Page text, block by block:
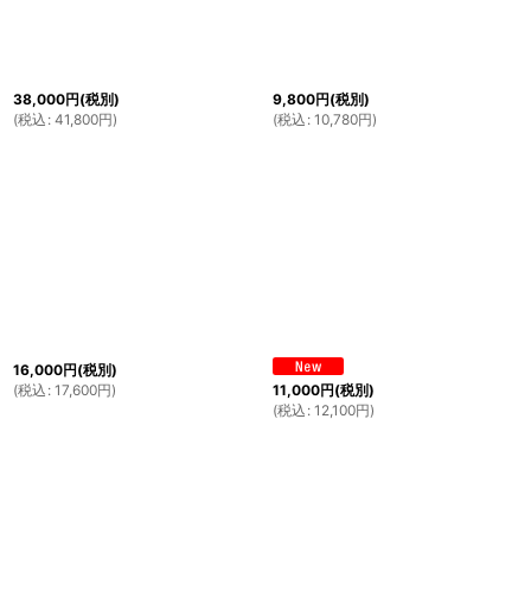
38,000円(税別)
(税込 : 41,800円)
9,800円(税別)
(税込 : 10,780円)
16,000円(税別)
(税込 : 17,600円) 11,000円(税別)
(税込 : 12,100円)